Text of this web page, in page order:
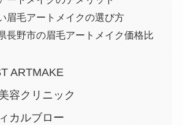
眉毛アートメイクの選び方
長野市の眉毛アートメイク価格比
ARTMAKE
容クリニック
カルブロー